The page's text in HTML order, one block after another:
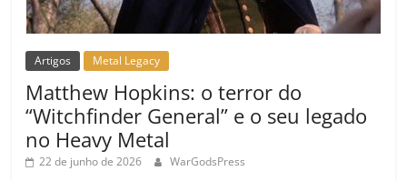
Artigos Metal Legacy
Matthew Hopkins: o terror do
“Witchfinder General” e o seu legado
no Heavy Metal
22 de junho de 2026 WarGodsPress